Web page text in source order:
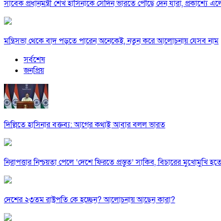
সাবেক প্রধানমন্ত্রী শেখ হাসিনাকে সেদিন ভারতে পৌঁছে দেন যারা, প্রকাশ্যে
মন্ত্রিসভা থেকে বাদ পড়তে পারেন অনেকেই, নতুন করে আলোচনায় যেসব নাম
সর্বশেষ
জনপ্রিয়
দিল্লিতে হাসিনার বক্তব্য: আগের কথাই আবার বলল ভারত
নিরাপত্তার নিশ্চয়তা পেলে ‘দেশে ফিরতে প্রস্তুত’ সাকিব, বিচারের মুখোমুখি
দেশের ২৩তম রাষ্ট্রপতি কে হচ্ছেন? আলোচনায় আছেন কারা?